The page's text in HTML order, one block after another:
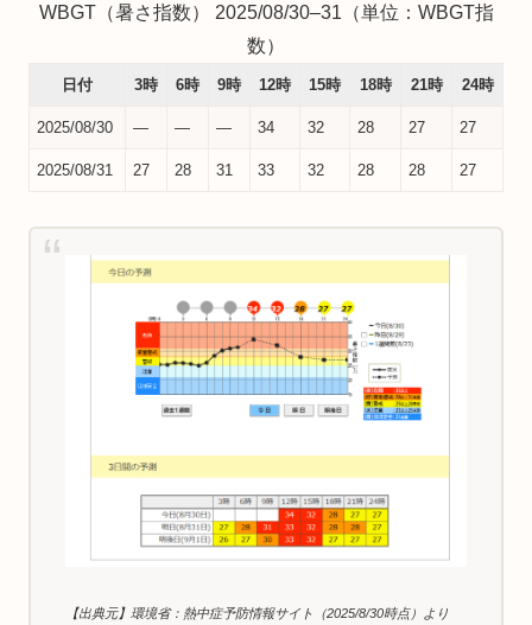
WBGT（暑さ指数） 2025/08/30–31（単位：WBGT指
数）
日付 3時 6時 9時 12時 15時 18時 21時 24時
2025/08/30 — — — 34 32 28 27 27
2025/08/31 27 28 31 33 32 28 28 27
【出典元】環境省：熱中症予防情報サイト（2025/8/30時点）より